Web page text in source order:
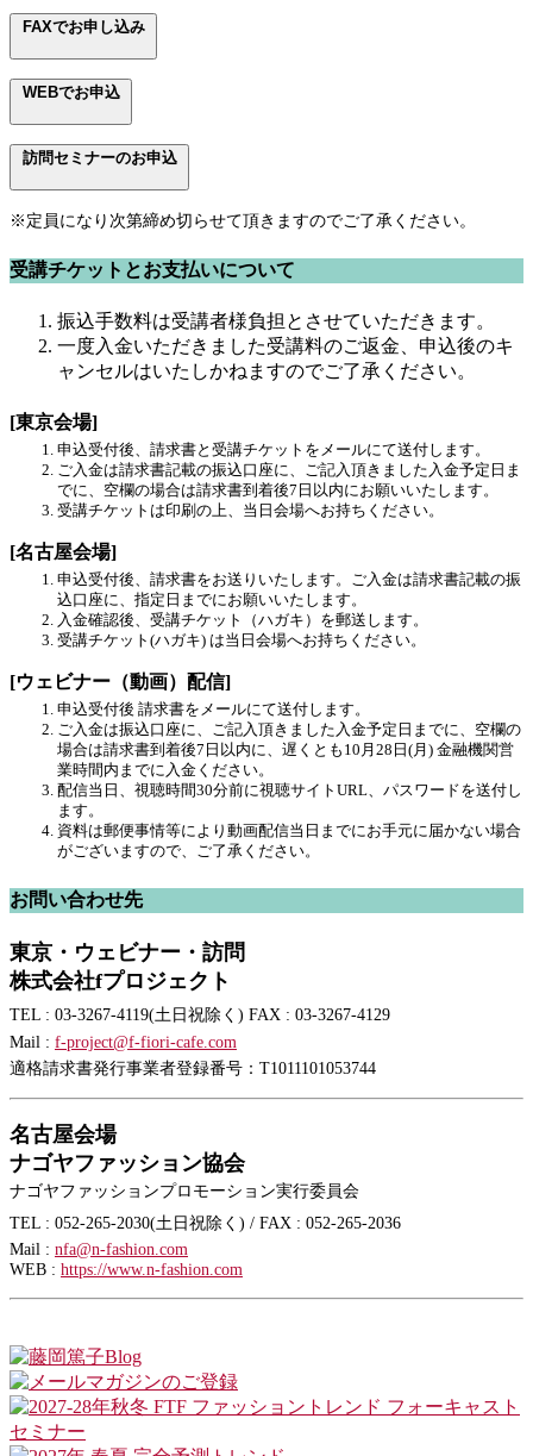
FAXでお申し込み
WEBでお申込
訪問セミナーのお申込
※定員になり次第締め切らせて頂きますのでご了承ください。
受講チケットとお支払いについて
振込手数料は受講者様負担とさせていただきます。
一度入金いただきました受講料のご返金、申込後のキ
ャンセルはいたしかねますのでご了承ください。
[東京会場]
申込受付後、請求書と受講チケットをメールにて送付します。
ご入金は請求書記載の振込口座に、ご記入頂きました入金予定日ま
でに、空欄の場合は請求書到着後7日以内にお願いいたします。
受講チケットは印刷の上、当日会場へお持ちください。
[名古屋会場]
申込受付後、請求書をお送りいたします。ご入金は請求書記載の振
込口座に、指定日までにお願いいたします。
入金確認後、受講チケット（ハガキ）を郵送します。
受講チケット(ハガキ) は当日会場へお持ちください。
[ウェビナー（動画）配信]
申込受付後 請求書をメールにて送付します。
ご入金は振込口座に、ご記入頂きました入金予定日までに、空欄の
場合は請求書到着後7日以内に、遅くとも10月28日(月) 金融機関営
業時間内までに入金ください。
配信当日、視聴時間30分前に視聴サイトURL、パスワードを送付し
ます。
資料は郵便事情等により動画配信当日までにお手元に届かない場合
がございますので、ご了承ください。
お問い合わせ先
東京・ウェビナー・訪問
株式会社fプロジェクト
TEL : 03-3267-4119(土日祝除く) FAX : 03-3267-4129
Mail : f-project@f-fiori-cafe.com
適格請求書発行事業者登録番号：T1011101053744
名古屋会場
ナゴヤファッション協会
ナゴヤファッションプロモーション実行委員会
TEL : 052-265-2030(土日祝除く) / FAX : 052-265-2036
Mail : nfa@n-fashion.com
WEB : https://www.n-fashion.com